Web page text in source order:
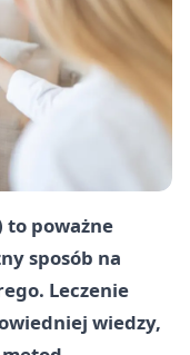
to poważne
sposób na
Leczenie
wiedzy,